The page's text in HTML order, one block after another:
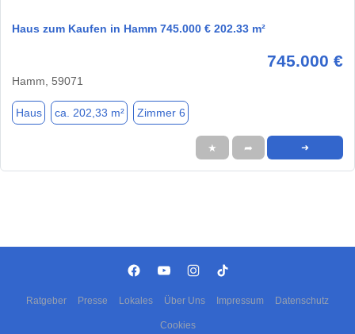
Haus zum Kaufen in Hamm 745.000 € 202.33 m²
745.000 €
Hamm, 59071
Haus ca. 202,33 m² Zimmer 6
★ ➦ ➜
Ratgeber Presse Lokales Über Uns Impressum Datenschutz
Cookies